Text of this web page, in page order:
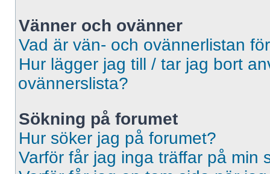
Vänner och ovänner
Vad är vän- och ovännerlistan
Hur lägger jag till / tar jag bort
ovännerslista?
Sökning på forumet
Hur söker jag på forumet?
Varför får jag inga träffar på min